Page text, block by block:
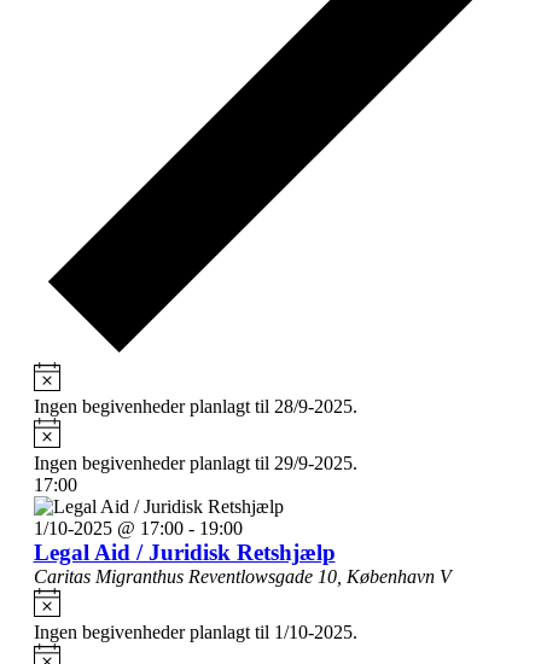
Notice
Ingen begivenheder planlagt til 28/9-2025.
Notice
Ingen begivenheder planlagt til 29/9-2025.
17:00
1/10-2025 @ 17:00- 19:00
Legal Aid / Juridisk Retshjælp
Caritas Migranthus Reventlowsgade 10, København V
Notice
Ingen begivenheder planlagt til 1/10-2025.
Notice